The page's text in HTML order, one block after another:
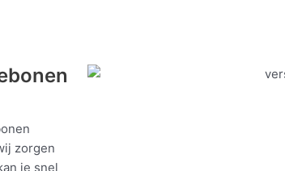
zorgen
je snel